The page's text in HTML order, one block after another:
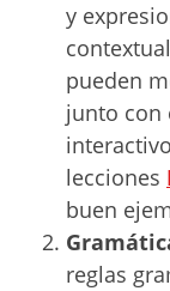
y
pueden
junto con
lecciones
buen
reglas